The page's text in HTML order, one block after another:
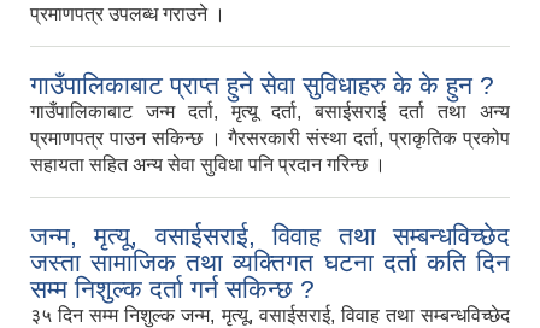
प्रमाणपत्र उपलब्ध गराउने ।
गाउँपालिकाबाट प्राप्त हुने सेवा सुविधाहरु के के हुन ?
गाउँपालिकाबाट जन्म दर्ता, मृत्यू दर्ता, बसाईसराई दर्ता तथा अन्य
प्रमाणपत्र पाउन सकिन्छ । गैरसरकारी संस्था दर्ता, प्राकृतिक प्रकोप
सहायता सहित अन्य सेवा सुविधा पनि प्रदान गरिन्छ ।
जन्म, मृत्यू, वसाईसराई, विवाह तथा सम्बन्धविच्छेद
जस्ता सामाजिक तथा व्यक्तिगत घटना दर्ता कति दिन
सम्म निशुल्क दर्ता गर्न सकिन्छ ?
३५ दिन सम्म निशुल्क जन्म, मृत्यू, वसाईसराई, विवाह तथा सम्बन्धविच्छेद